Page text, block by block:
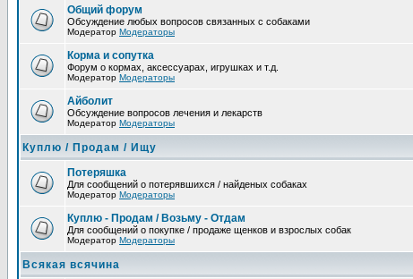
Общий форум
Обсуждение любых вопросов связанных с собаками
Модератор Модераторы
Корма и сопутка
Форум о кормах, аксессуарах, игрушках и т.д.
Модератор Модераторы
Айболит
Обсуждение вопросов лечения и лекарств
Модератор Модераторы
Куплю / Продам / Ищу
Потеряшка
Для сообщений о потерявшихся / найденых собаках
Модератор Модераторы
Куплю - Продам / Возьму - Отдам
Для сообщений о покупке / продаже щенков и взрослых собак
Модератор Модераторы
Всякая всячина